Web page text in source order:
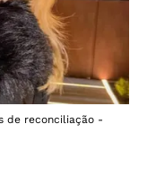
de reconciliação -